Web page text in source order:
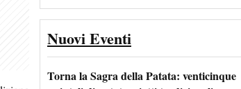
Nuovi Eventi
Torna la Sagra della Patata: venticinque